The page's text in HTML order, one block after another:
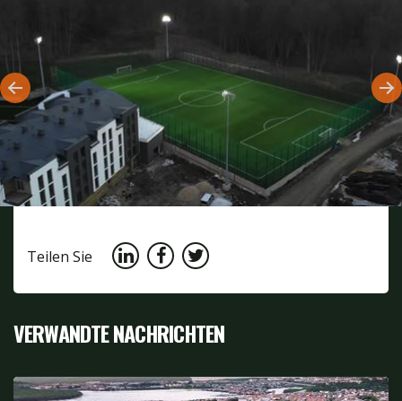
Teilen Sie
VERWANDTE NACHRICHTEN